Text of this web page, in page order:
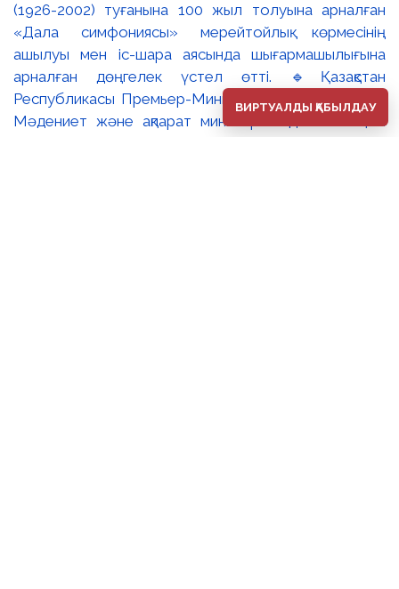
(1926-2002) туғанына 100 жыл толуына арналған
«Дала симфониясы» мерейтойлық көрмесінің
ашылуы мен іс-шара аясында шығармашылығына
арналған дөңгелек үстел өтті. 🔹Қазақстан
Республикасы Премьер-Министрінің орынбасары –
Мәдениет және ақпарат министрі Аида Ғалымқызы
ВИРТУАЛДЫ ҚАБЫЛДАУ